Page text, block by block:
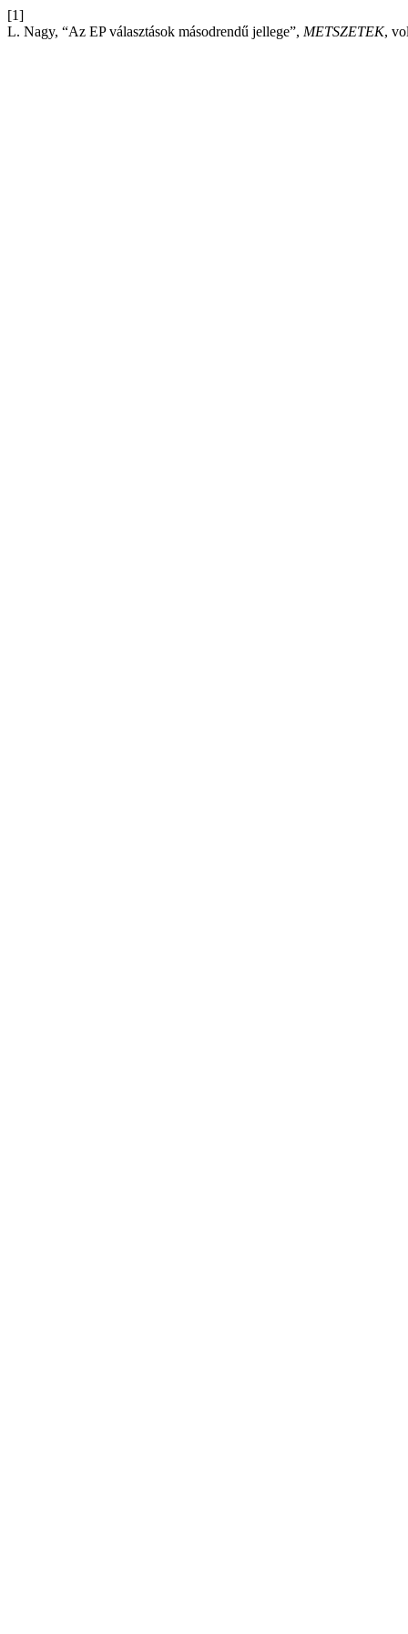
[1]
L. Nagy, “Az EP választások másodrendű jellege”, METSZETEK,